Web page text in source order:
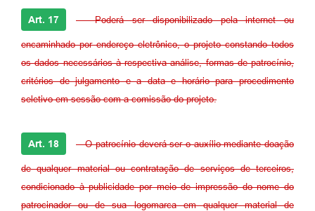
Art. 17 - Poderá ser disponibilizado pela internet ou
encaminhado por endereço eletrônico, o projeto constando todos
os dados necessários à respectiva análise, formas de patrocínio,
critérios de julgamento e a data e horário para procedimento
seletivo em sessão com a comissão do projeto.
Art. 18 - O patrocínio deverá ser o auxílio mediante doação
de qualquer material ou contratação de serviços de terceiros,
condicionado à publicidade por meio de impressão do nome do
patrocinador ou de sua logomarca em qualquer material de